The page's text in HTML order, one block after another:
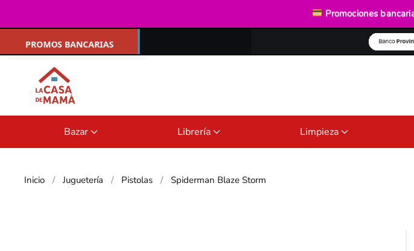
Bazar Librería Limpieza
Inicio Juguetería Pistolas Spiderman Blaze Storm
Envío gratis